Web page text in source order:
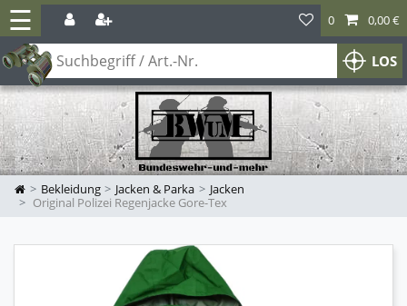
☰
LOS
0 0,00 €
Bekleidung Jacken & Parka
Jacken
Original Polizei Regenjacke Gore-Tex